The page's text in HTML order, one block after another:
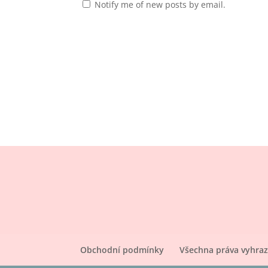
Notify me of new posts by email.
Obchodní podmínky Všechna práva